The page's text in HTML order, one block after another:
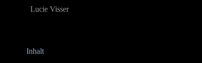
Lucie Visser
Inhalt